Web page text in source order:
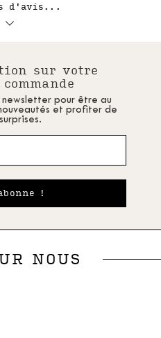
d'avis...
sur votre
newsletter pour être au
et profiter de
!
NOUS